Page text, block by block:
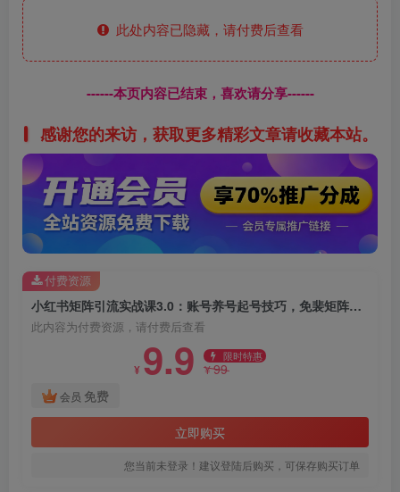
此处内容已隐藏，请付费后查看
------本页内容已结束，喜欢请分享------
感谢您的来访，获取更多精彩文章请收藏本站。
小红书矩阵引流实战课3.0：账号养号起号技巧，免裴矩阵运营，AI内容生产
此内容为付费资源，请付费后查看
¥ 9.9 限时特惠
¥99
会员 免费
立即购买
您当前未登录！建议登陆后购买，可保存购买订单
付费资源